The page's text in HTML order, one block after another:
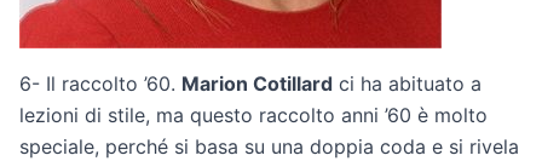
6- Il raccolto ’60. Marion Cotillard ci ha abituato a
lezioni di stile, ma questo raccolto anni ’60 è molto
speciale, perché si basa su una doppia coda e si rivela